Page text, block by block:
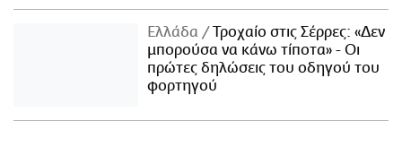
Ελλάδα
Τροχαίο στις Σέρρες: «Δεν
μπορούσα να κάνω τίποτα» - Οι
πρώτες δηλώσεις του οδηγού του
φορτηγού